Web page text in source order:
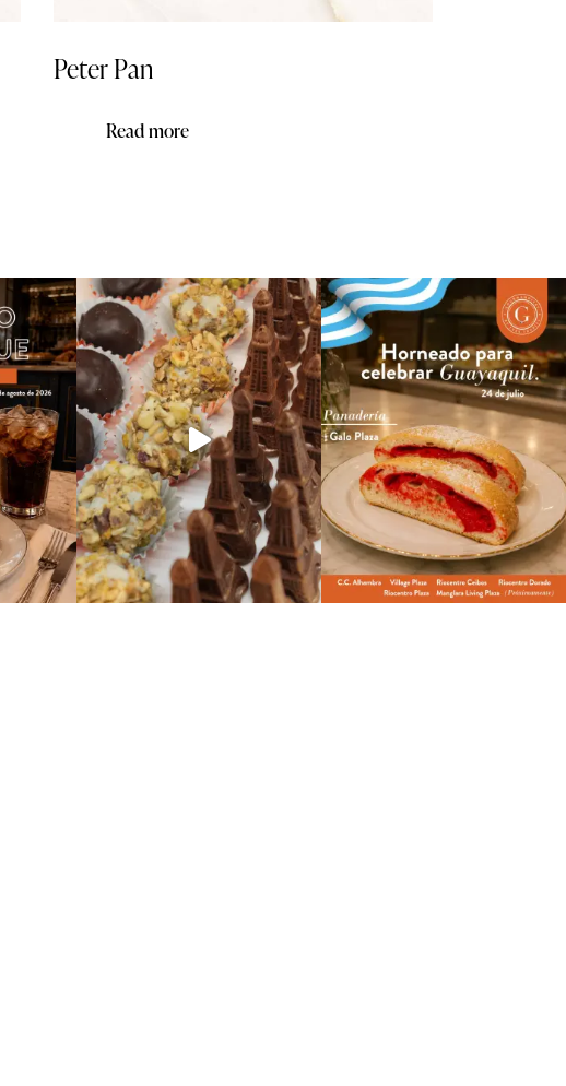
Peter Pan
Read more